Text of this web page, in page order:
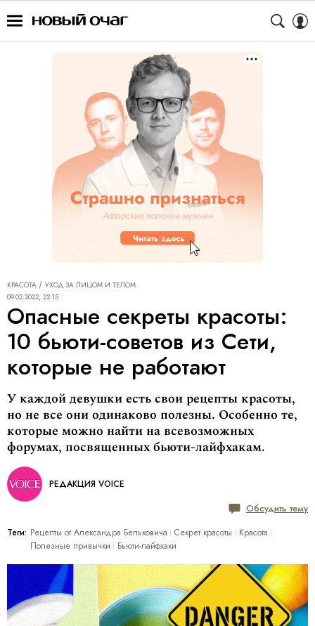
КРАСОТА
УХОД ЗА ЛИЦОМ И ТЕЛОМ
09.02.2022, 22:15
Опасные секреты красоты:
10 бьюти-советов из Сети,
которые не работают
У каждой девушки есть свои рецепты красоты,
но не все они одинаково полезны. Особенно те,
которые можно найти на всевозможных
форумах, посвященных бьюти-лайфхакам.
РЕДАКЦИЯ VOICE
Обсудить тему
Теги: Рецепты от Александра Бельковича Секрет красоты
Красота
Полезные привычки
Бьюти-лайфхаки